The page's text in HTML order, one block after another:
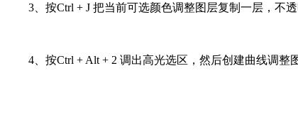
3、按Ctrl + J 把当前可选颜色调整图层复制一层，不
4、按Ctrl + Alt + 2 调出高光选区，然后创建曲线调整